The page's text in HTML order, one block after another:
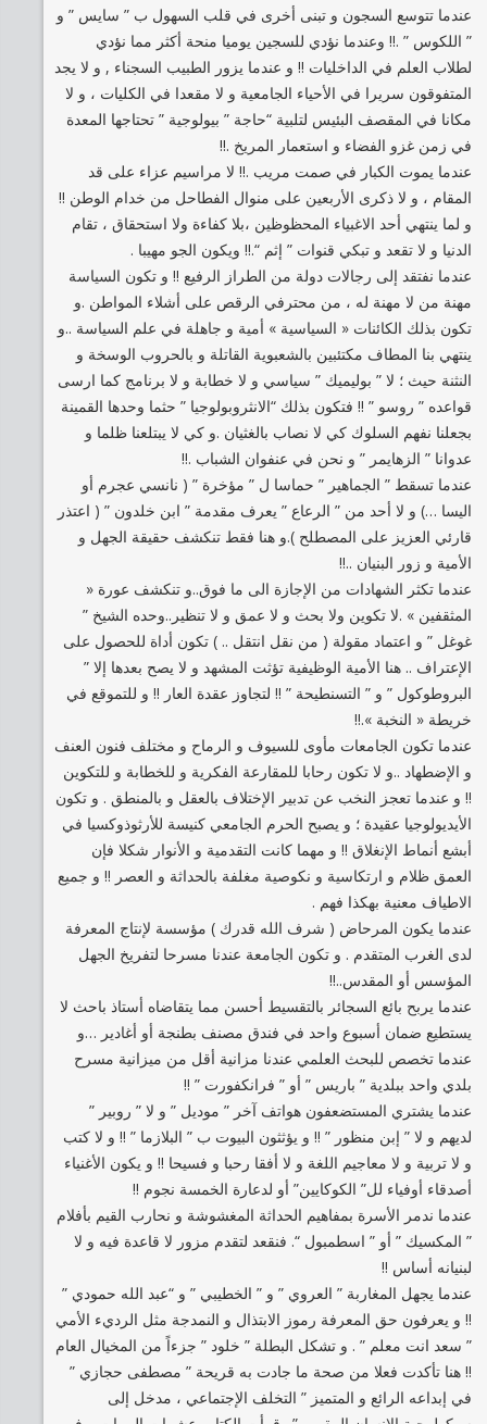
عندما تتوسع السجون و تبنى أخرى في قلب السهول ب ” سايس ” و
” اللكوس ” .!! وعندما نؤدي للسجين يوميا منحة أكثر مما نؤدي
لطلاب العلم في الداخليات !! و عندما يزور الطبيب السجناء , و لا يجد
المتفوقون سريرا في الأحياء الجامعية و لا مقعدا في الكليات ، و لا
مكانا في المقصف البئيس لتلبية “حاجة ” بيولوجية ” تحتاجها المعدة
في زمن غزو الفضاء و استعمار المريخ .!!
عندما يموت الكبار في صمت مريب .!! لا مراسيم عزاء على قد
المقام ، و لا ذكرى الأربعين على منوال الفطاحل من خدام الوطن !!
و لما ينتهي أحد الاغبياء المحظوظين ،بلا كفاءة ولا استحقاق ، تقام
الدنيا و لا تقعد و تبكي قنوات ” إثم “.!! ويكون الجو مهيبا .
عندما نفتقد إلى رجالات دولة من الطراز الرفيع !! و تكون السياسة
مهنة من لا مهنة له ، من محترفي الرقص على أشلاء المواطن .و
تكون بذلك الكائنات « السياسية » أمية و جاهلة في علم السياسة ..و
ينتهي بنا المطاف مكتئبين بالشعبوية القاتلة و بالحروب الوسخة و
النثنة حيث ؛ لا ” بوليميك ” سياسي و لا خطابة و لا برنامج كما ارسى
قواعده ” روسو ” !! فتكون بذلك “الانثروبولوجيا ” حثما وحدها القمينة
بجعلنا نفهم السلوك كي لا نصاب بالغثيان .و كي لا يبتلعنا ظلما و
عدوانا ” الزهايمر ” و نحن في عنفوان الشباب .!!
عندما تسقط ” الجماهير ” حماسا ل ” مؤخرة ” ( نانسي عجرم أو
اليسا …) و لا أحد من ” الرعاع ” يعرف مقدمة ” ابن خلدون ” ( اعتذر
قارئي العزيز على المصطلح ).و هنا فقط تنكشف حقيقة الجهل و
الأمية و زور البنيان ..!!
عندما تكثر الشهادات من الإجازة الى ما فوق..و تنكشف عورة «
المثقفين » .لا تكوين ولا بحث و لا عمق و لا تنظير..وحده الشيخ ”
غوغل ” و اعتماد مقولة ( من نقل انتقل .. ) تكون أداة للحصول على
الإعتراف .. هنا الأمية الوظيفية تؤثت المشهد و لا يصح بعدها إلا ”
البروطوكول ” و ” التسنطيحة ” !! لتجاوز عقدة العار !! و للتموقع في
خريطة « النخبة ».!!
عندما تكون الجامعات مأوى للسيوف و الرماح و مختلف فنون العنف
و الإضطهاد ..و لا تكون رحابا للمقارعة الفكرية و للخطابة و للتكوين
!! و عندما تعجز النخب عن تدبير الإختلاف بالعقل و بالمنطق . و تكون
الأيديولوجيا عقيدة ؛ و يصبح الحرم الجامعي كنيسة للأرثوذوكسيا في
أبشع أنماط الإنغلاق !! و مهما كانت التقدمية و الأنوار شكلا فإن
العمق ظلام و ارتكاسية و نكوصية مغلفة بالحداثة و العصر !! و جميع
الاطياف معنية بهكذا فهم .
عندما يكون المرحاض ( شرف الله قدرك ) مؤسسة لإنتاج المعرفة
لدى الغرب المتقدم . و تكون الجامعة عندنا مسرحا لتفريخ الجهل
المؤسس أو المقدس..!!
عندما يربح بائع السجائر بالتقسيط أحسن مما يتقاضاه أستاذ باحث لا
يستطيع ضمان أسبوع واحد في فندق مصنف بطنجة أو أغادير …و
عندما تخصص للبحث العلمي عندنا مزانية أقل من ميزانية مسرح
بلدي واحد ببلدية ” باريس ” أو ” فرانكفورت ” !!
عندما يشتري المستضعفون هواتف آخر ” موديل ” و لا ” روبير ”
لديهم و لا ” إبن منظور ” !! و يؤثثون البيوت ب ” البلازما ” !! و لا كتب
و لا تربية و لا معاجيم اللغة و لا أفقا رحبا و فسيحا !! و يكون الأغنياء
أصدقاء أوفياء لل” الكوكايين” أو لدعارة الخمسة نجوم !!
عندما ندمر الأسرة بمفاهيم الحداثة المغشوشة و نحارب القيم بأفلام
” المكسيك ” أو ” اسطمبول “. فنقعد لتقدم مزور لا قاعدة فيه و لا
لبنيانه أساس !!
عندما يجهل المغاربة ” العروي ” و ” الخطيبي ” و “عبد الله حمودي ”
!! و يعرفون حق المعرفة رموز الابتذال و النمدجة مثل الرديء الأمي
” سعد انت معلم ” . و تشكل البطلة ” خلود ” جزءاً من المخيال العام
!! هنا تأكدت فعلا من صحة ما جادت به قريحة ” مصطفى حجازي ”
في إبداعه الرائع و المتميز ” التخلف الإجتماعي ، مدخل إلى